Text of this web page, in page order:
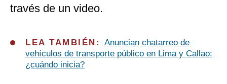
través de un video.
LEA TAMBIÉN: Anuncian chatarreo de
vehículos de transporte público en Lima y Callao:
¿cuándo inicia?